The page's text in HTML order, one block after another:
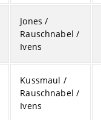
Jones /
Rauschnabel /
Ivens
Kussmaul /
Rauschnabel /
Ivens